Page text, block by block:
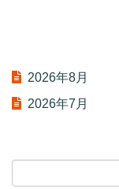
2026年8月
2026年7月